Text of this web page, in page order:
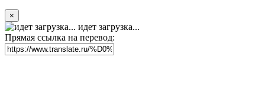
×
идет загрузка...
Прямая ссылка на перевод: